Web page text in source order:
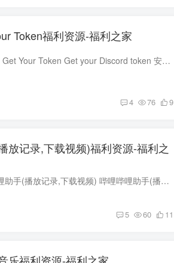
Token福利资源-福利之家
下载安装地址在文末 浏览器插件福利资源Discord Get Your Token Get your Discord token 安装此福利资源脚本? 作者推荐福利资源脚本 您可能也喜欢Discord Login with Token。 安装此福利资源脚...
4 76 9
放记录,下载视频)福利资源-福利之
下载安装地址在文末 浏览器插件福利资源哔哩哔哩助手(播放记录,下载视频) 哔哩哔哩助手(播放记录,下载视频) bilibili,B站,b站,小破站 安装此福利资源脚本? 如何安装 您需要先安装一个用户福利资...
5 60 11